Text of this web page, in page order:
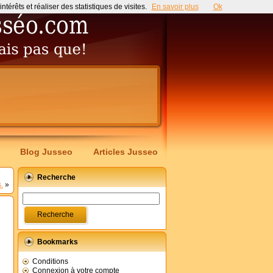
Blog Jusseo Articles Jusseo
»
Recherche
Bookmarks
Conditions
Connexion à votre compte
et réaliser des statistiques de visites. En savoir plus Ok